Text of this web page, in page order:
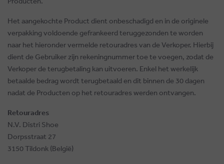
Het aangekochte Product dient onbeschadigd en in de originele
verpakking voldoende gefrankeerd teruggezonden te worden
naar het hieronder vermelde retouradres van de Verkoper. Hierbij
dient de Gebruiker zijn rekeningnummer toe te voegen, zodat de
Verkoper de terugbetaling kan uitvoeren. Enkel het werkelijk
betaalde bedrag wordt terugbetaald en dit binnen de 30 dagen
nadat de Producten op het retouradres werden ontvangen.
Retouradres
N.V. Distri Shoe
Dorpsstraat 27
3150 Tildonk (België)